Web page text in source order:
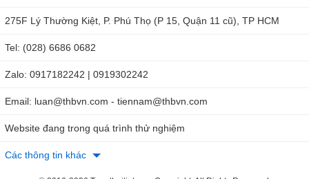
275F Lý Thường Kiệt, P. Phú Thọ (P 15, Quận 11 cũ), TP HCM
Tel: (028) 6686 0682
Zalo: 0917182242 | 0919302242
Email: luan@thbvn.com - tiennam@thbvn.com
Website đang trong quá trình thử nghiệm
Các thông tin khác